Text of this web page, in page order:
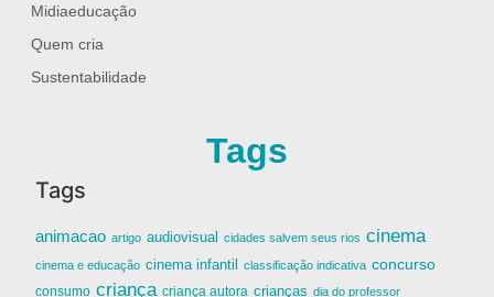
Midiaeducação
Quem cria
Sustentabilidade
Tags
Tags
animacao artigo audiovisual cidades salvem seus rios cinema
cinema e educação cinema infantil classificação indicativa concurso
consumo criança criança autora crianças dia do professor